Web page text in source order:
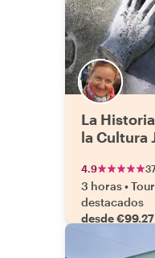
La
la Cultura
4.9
3 horas•
destacados
desde